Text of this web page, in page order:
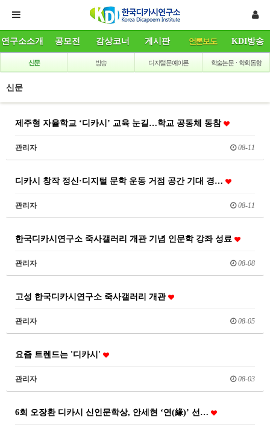
연구소소개 공모전 감상코너 게시판 언론보도 KDI방송
신문 방송 디지털 문예이론 학술논문ㆍ학회동향
신문
제주형 자율학교 ‘디카시’ 교육 눈길…학교 공동체 동참
관리자 08-11
디카시 창작 정신·디지털 문학 운동 거점 공간 기대 경…
관리자 08-11
한국디카시연구소 죽사갤러리 개관 기념 인문학 강좌 성료
관리자 08-08
고성 한국디카시연구소 죽사갤러리 개관
관리자 08-05
요즘 트렌드는 '디카시'
관리자 08-03
6회 오장환 디카시 신인문학상, 안세현 ‘연(緣)’ 선…